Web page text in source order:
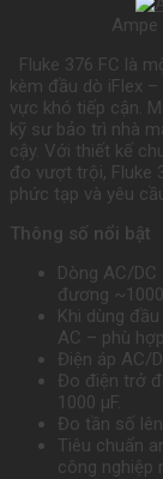
Ampe
Fluke 376 FC là
kèm đầu dò iFlex
vực khó tiếp cận.
kỹ sư bảo trì nhà
cậy. Với thiết kế
đo vượt trội, Fluke
phức tạp và yêu
Thông số nổi bật
Dòng AC/
đương
Khi dùng
AC – phù
Điện áp AC/
Đo điện trở
1000 µF.
Đo tần số
Tiêu chuẩn
công nghiệp